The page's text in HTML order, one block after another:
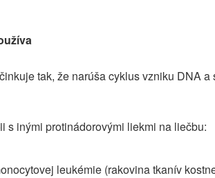
tak, že narúša cyklus vzniku DNA
s inými protinádorovými liekmi na liečbu:
leukémie (rakovina tkanív